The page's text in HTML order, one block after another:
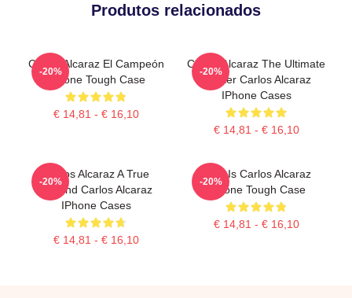
Produtos relacionados
Carlos Alcaraz El Campeón
IPhone Tough Case
€ 14,81 - € 16,10
-20%
Carlos Alcaraz The Ultimate
Fighter Carlos Alcaraz
IPhone Cases
€ 14,81 - € 16,10
-20%
Carlos Alcaraz A True
Legend Carlos Alcaraz
IPhone Cases
€ 14,81 - € 16,10
-20%
Who Is Carlos Alcaraz
IPhone Tough Case
€ 14,81 - € 16,10
-20%